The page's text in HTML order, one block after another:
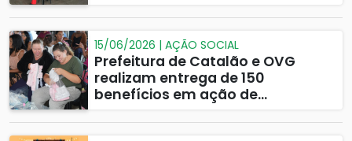
15/06/2026 | AÇÃO SOCIAL
Prefeitura de Catalão e OVG
realizam entrega de 150
benefícios em ação de